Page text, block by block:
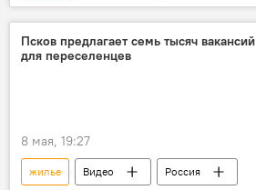
общество
дом
Псков предлагает семь тысяч вакансий
для переселенцев
8 мая, 19:27
жилье Видео
Россия